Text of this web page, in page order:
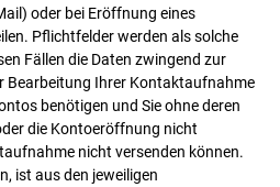
oder bei Eröffnung eines
Pflichtfelder werden als solche
Fällen die Daten zwingend zur
Bearbeitung Ihrer Kontaktaufnahme
benötigen und Sie ohne deren
die Kontoeröffnung nicht
nicht versenden können.
ist aus den jeweiligen